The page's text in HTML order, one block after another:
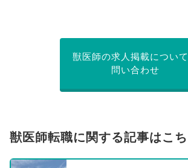
獣医師の求人掲載につい
問い合わせ
獣医師転職に関する記事はこ